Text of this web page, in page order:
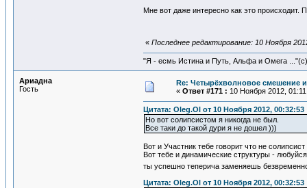
Мне вот даже интересно как это происходит.
« Последнее редактирование: 10 Ноября
"Я - есмь Истина и Путь, Альфа и Омега ..."(с)
Ариадна
Гость
Re: Четырёхволновое смешение и
« Ответ #171 : 10 Ноября 2012,
Цитата: Oleg.Ol от 10 Ноября 2012, 00:32:53
Но вот солипсистом я никогда не был.
Все таки до такой дури я не дошел )))
Вот и Участник тебе говорит что не
Вот тебе и динамические структуры -
ты успешно теперича заменяешь
Цитата: Oleg.Ol от 10 Ноября 2012, 00:32:53